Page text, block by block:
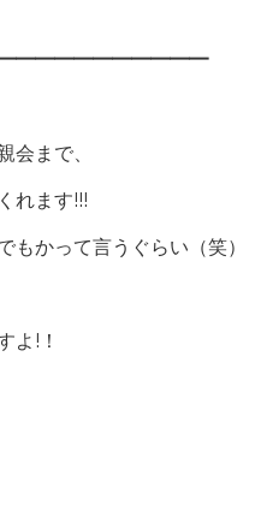
会まで、
れます!!!
もかって言うぐらい（笑）
よ!！